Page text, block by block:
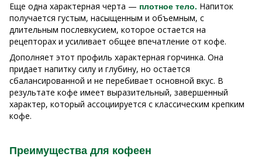
Еще одна характерная черта — плотное тело. Напиток
получается густым, насыщенным и объемным, с
длительным послевкусием, которое остается на
рецепторах и усиливает общее впечатление от кофе.
Дополняет этот профиль характерная горчинка. Она
придает напитку силу и глубину, но остается
сбалансированной и не перебивает основной вкус. В
результате кофе имеет выразительный, завершенный
характер, который ассоциируется с классическим крепким
кофе.
Преимущества для кофеен